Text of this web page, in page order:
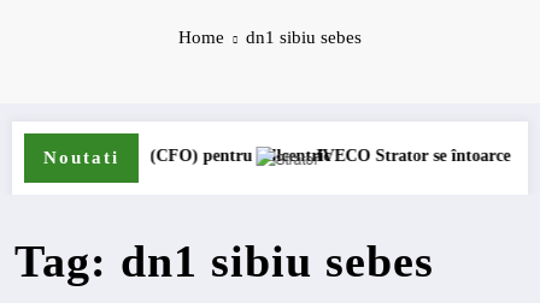
Home dn1 sibiu sebes
Noutati
general (CFO) pentru cellcentricIVECO Strator se întoarce
Tag: dn1 sibiu sebes